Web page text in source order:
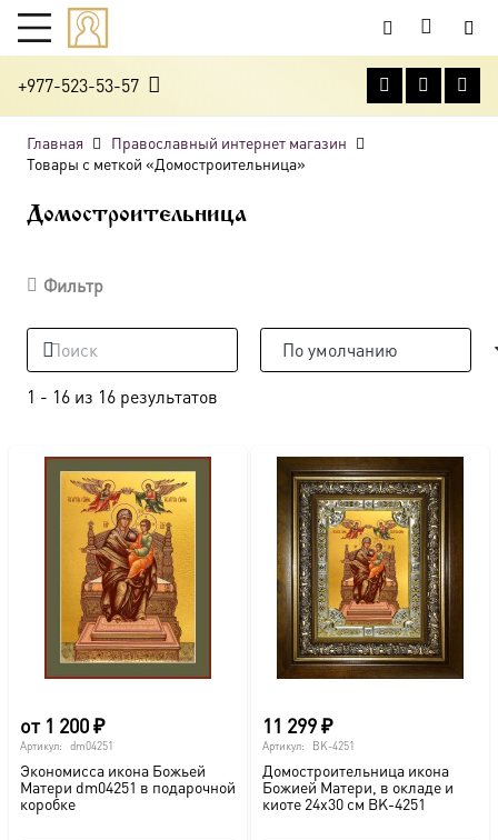
+977-523-53-57
Главная
Православный интернет магазин
Товары с меткой «Домостроительница»
Домостроительница
Фильтр
1 - 16 из 16 результатов
от 1 200₽
Артикул: dm04251
Экономисса икона Божьей
Матери dm04251 в подарочной
коробке
11 299₽
Артикул: BK-4251
Домостроительница икона
Божией Матери, в окладе и
киоте 24х30 см BK-4251